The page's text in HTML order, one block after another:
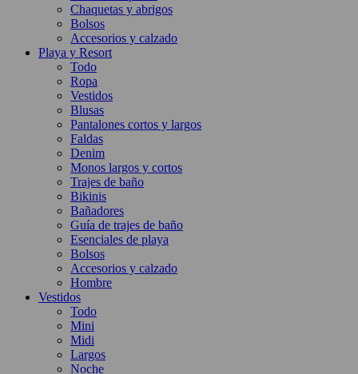
Chaquetas y abrigos
Bolsos
Accesorios y calzado
Playa y Resort
Todo
Ropa
Vestidos
Blusas
Pantalones cortos y largos
Faldas
Denim
Monos largos y cortos
Trajes de baño
Bikinis
Bañadores
Guía de trajes de baño
Esenciales de playa
Bolsos
Accesorios y calzado
Hombre
Vestidos
Todo
Mini
Midi
Largos
Noche